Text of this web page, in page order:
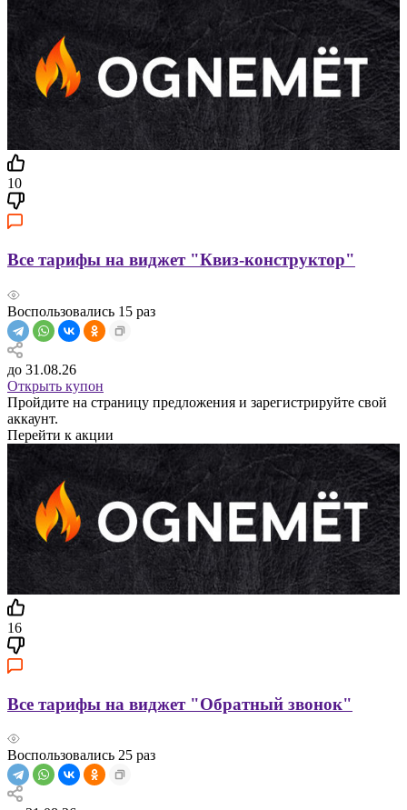
10
Все тарифы на виджет "Квиз-конструктор"
Воспользовались 15 раз
до 31.08.26
Открыть купон
Пройдите на страницу предложения и зарегистрируйте свой
аккаунт.
Перейти к акции
16
Все тарифы на виджет "Обратный звонок"
Воспользовались 25 раз